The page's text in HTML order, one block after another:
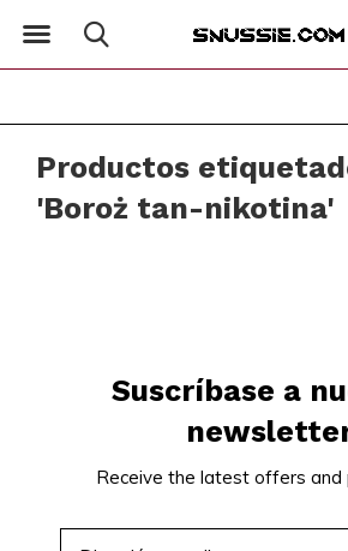
Productos
'Boroż tan-nikotina'
Suscríbase a
Receive the latest offers and